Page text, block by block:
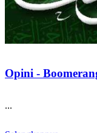
Opini -
...